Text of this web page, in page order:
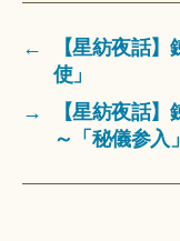
←
【星紡夜話
使」
→
【星紡夜話
～「秘儀参入」